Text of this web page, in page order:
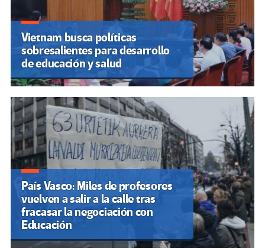
Vietnam busca políticas
sobresalientes para desarrollo
de educación y salud
País Vasco: Miles de profesores
vuelven a salir a la calle tras
fracasar la negociación con
Educación